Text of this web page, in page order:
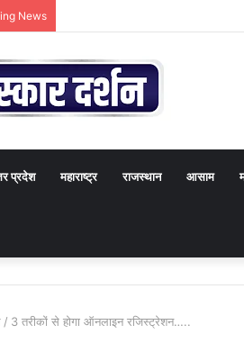
News
प्रदेश महाराष्ट्र राजस्थान आसाम
/ 3 तरीकों से होगा ऑनलाइन रजिस्ट्रेशन…..